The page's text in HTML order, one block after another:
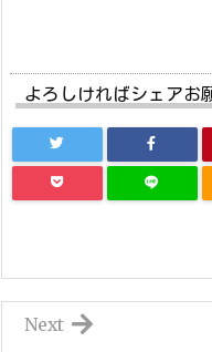
よろしければシェアお
Next